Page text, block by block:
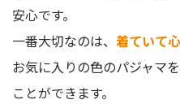
安心です。
一番大切なのは、 着ていて
お気に入りの色のパジャマ
ことができます。